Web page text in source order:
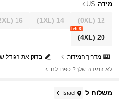
מידה US
12
(0XL)
14
(1XL)
16
(2XL)
20
(4XL)
8 left
בדוק את הגודל
מדריך המידות
לא המידה שלך? ספרו לנו
משלוח ל Israel